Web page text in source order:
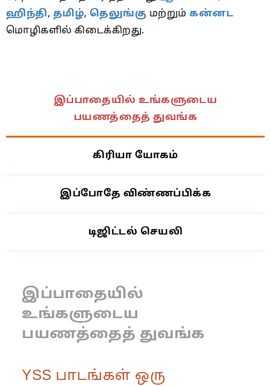
ஹிந்தி, தமிழ், தெலுங்கு மற்றும் கன்னட
மொழிகளில் கிடைக்கிறது.
இப்பாதையில் உங்களுடைய
பயணத்தைத் துவங்க
கிரியா யோகம்
இப்போதே விண்ணப்பிக்க
டிஜிட்டல் செயலி
இப்பாதையில்
உங்களுடைய
பயணத்தைத் துவங்க
YSS பாடங்கள் ஒரு